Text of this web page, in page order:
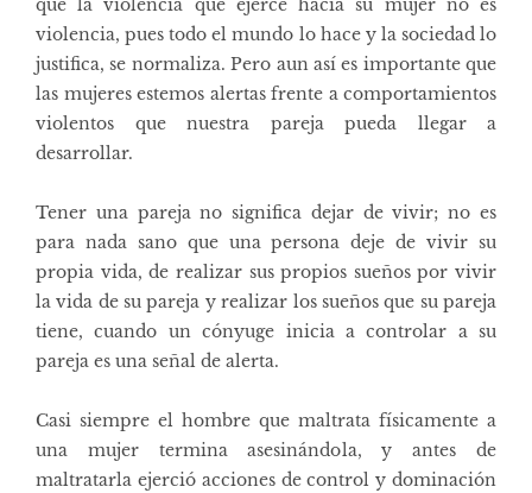
que la violencia que ejerce hacia su mujer no es
violencia, pues todo el mundo lo hace y la sociedad lo
justifica, se normaliza. Pero aun así es importante que
las mujeres estemos alertas frente a comportamientos
violentos que nuestra pareja pueda llegar a
desarrollar.
Tener una pareja no significa dejar de vivir; no es
para nada sano que una persona deje de vivir su
propia vida, de realizar sus propios sueños por vivir
la vida de su pareja y realizar los sueños que su pareja
tiene, cuando un cónyuge inicia a controlar a su
pareja es una señal de alerta.
Casi siempre el hombre que maltrata físicamente a
una mujer termina asesinándola, y antes de
maltratarla ejerció acciones de control y dominación